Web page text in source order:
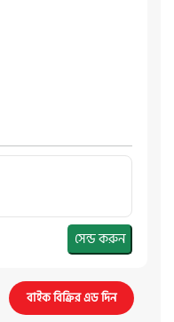
সেন্ড করুন
বাইক বিক্রির এড দিন